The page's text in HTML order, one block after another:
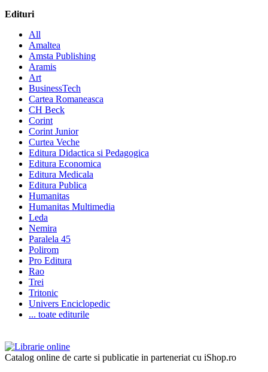
Edituri
All
Amaltea
Amsta Publishing
Aramis
Art
BusinessTech
Cartea Romaneasca
CH Beck
Corint
Corint Junior
Curtea Veche
Editura Didactica si Pedagogica
Editura Economica
Editura Medicala
Editura Publica
Humanitas
Humanitas Multimedia
Leda
Nemira
Paralela 45
Polirom
Pro Editura
Rao
Trei
Tritonic
Univers Enciclopedic
... toate editurile
Catalog online de carte si publicatie in parteneriat cu iShop.ro